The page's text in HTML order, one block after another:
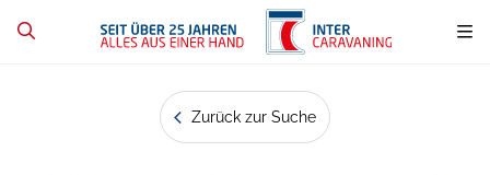
Zurück zur Suche